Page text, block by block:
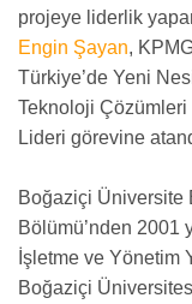
projeye liderlik
Engin Şayan,
Türkiye’de Yeni
Teknoloji Çözümleri
Lideri görevine
Boğaziçi
Bölümü’nden 2001
İşletme ve Yönetim
Boğaziçi